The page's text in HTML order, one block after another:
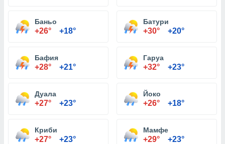
Баньо
+26° +18°
Батури
+30° +20°
Бафия
+28° +21°
Гаруа
+32° +23°
Дуала
+27° +23°
Йоко
+26° +18°
Криби
+27° +23°
Мамфе
+29° +23°